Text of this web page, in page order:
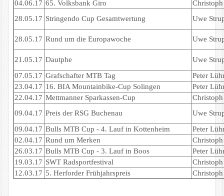
04.06.17 65. Volksbank Giro
28.05.17 Stringendo Cup Gesamtwertung Uwe
28.05.17 Rund um die Europawoche Uwe
21.05.17 Dautphe
Uwe
07.05.17 Grafschafter MTB Tag
Peter
23.04.17 16. BIA Mountainbike-Cup Solingen
Peter
22.04.17 Mettmanner Sparkassen-Cup
09.04.17 Preis der RSG Buchenau
Uwe
09.04.17 Bulls MTB Cup - 4. Lauf in Kottenheim
Peter
02.04.17 Rund um Merken
26.03.17 Bulls MTB Cup - 3. Lauf in Boos
Peter
19.03.17 SWT Radsportfestival
12.03.17 5. Herforder Frühjahrspreis